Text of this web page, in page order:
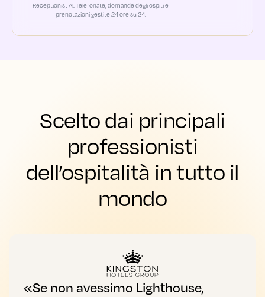
Receptionist AI. Telefonate, domande degli ospiti e
prenotazioni gestite 24 ore su 24.
Scelto dai principali
professionisti
dell’ospitalità in tutto il
mondo
«Se non avessimo Lighthouse,